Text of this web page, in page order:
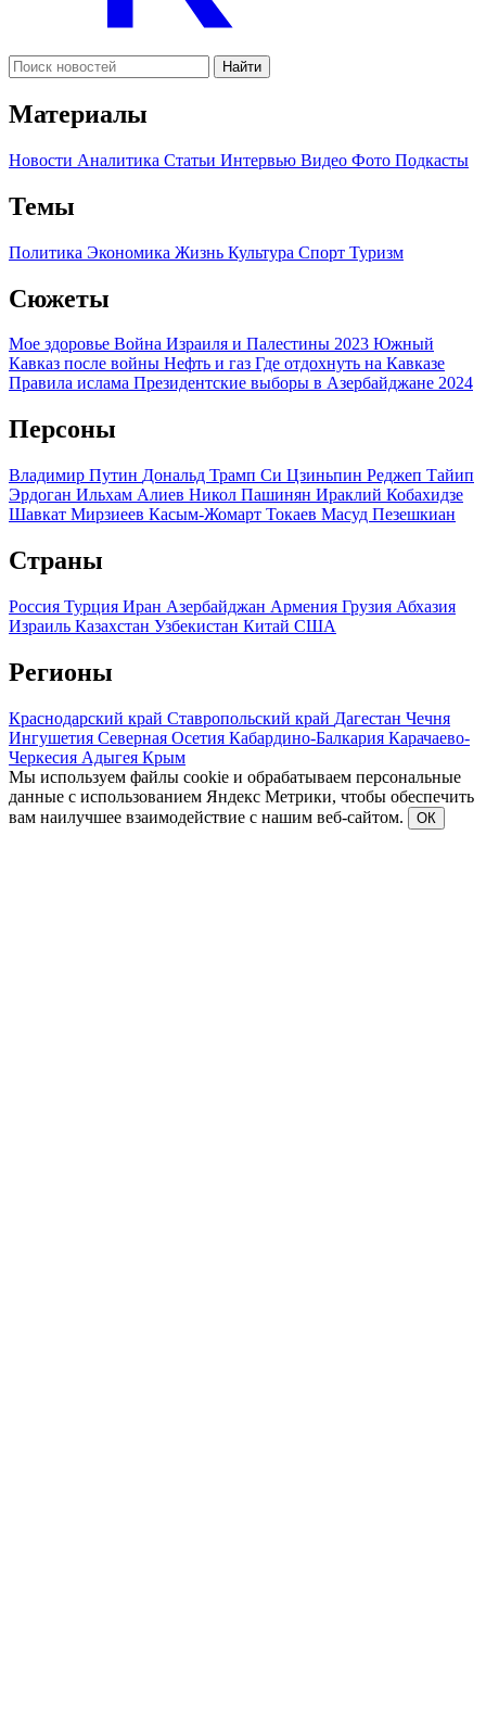
Найти
Материалы
Новости Аналитика Статьи Интервью Видео Фото Подкасты
Темы
Политика Экономика Жизнь Культура Спорт Туризм
Сюжеты
Мое здоровье Война Израиля и Палестины 2023 Южный
Кавказ после войны Нефть и газ Где отдохнуть на Кавказе
Правила ислама Президентские выборы в Азербайджане 2024
Персоны
Владимир Путин Дональд Трамп Си Цзиньпин Реджеп Тайип
Эрдоган Ильхам Алиев Никол Пашинян Ираклий Кобахидзе
Шавкат Мирзиеев Касым-Жомарт Токаев Масуд Пезешкиан
Страны
Россия Турция Иран Азербайджан Армения Грузия Абхазия
Израиль Казахстан Узбекистан Китай США
Регионы
Краснодарский край Ставропольский край Дагестан Чечня
Ингушетия Северная Осетия Кабардино-Балкария Карачаево-
Черкесия Адыгея Крым
Мы используем файлы cookie и обрабатываем персональные
данные с использованием Яндекс Метрики, чтобы обеспечить
вам наилучшее взаимодействие с нашим веб-сайтом.
ОК